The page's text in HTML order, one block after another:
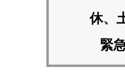
休、
緊